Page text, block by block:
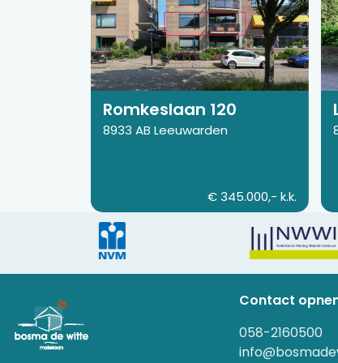
van
Romkeslaan
120
Romkeslaan 120
8933 AB Leeuwarden
€ 345.000,- k.k.
99
Contact
058-2160500